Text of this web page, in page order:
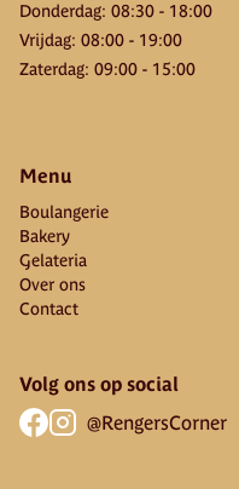
Donderdag: 08:30 - 18:00
Vrijdag: 08:00 - 19:00
Zaterdag: 09:00 - 15:00
Menu
Boulangerie
Bakery
Gelateria
Over ons
Contact
Volg ons op social
@RengersCorner